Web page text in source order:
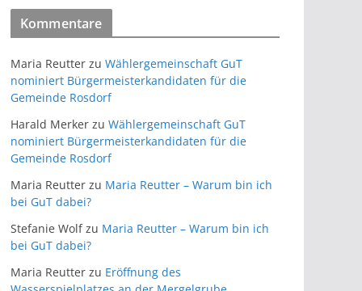
e
n
c
i
c
t
e
A
r
c
h
i
Kommentare
Maria Reutter zu Wählergemeinschaft GuT
nominiert Bürgermeisterkandidaten für die
Gemeinde Rosdorf
Harald Merker zu Wählergemeinschaft GuT
nominiert Bürgermeisterkandidaten für die
Gemeinde Rosdorf
Maria Reutter zu Maria Reutter – Warum bin ich
bei GuT dabei?
Stefanie Wolfzu Maria Reutter – Warum bin ich
bei GuT dabei?
Maria Reutter zu Eröffnung des